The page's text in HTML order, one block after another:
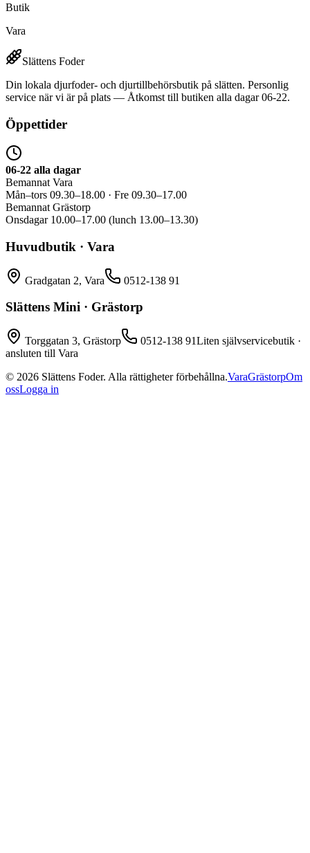
Butik
Vara
Slättens Foder
Din lokala djurfoder- och djurtillbehörsbutik på slätten. Personlig
service när vi är på plats — Åtkomst till butiken alla dagar 06-22.
Öppettider
06-22 alla dagar
Bemannat Vara
Mån–tors 09.30–18.00 · Fre 09.30–17.00
Bemannat Grästorp
Onsdagar 10.00–17.00 (lunch 13.00–13.30)
Huvudbutik · Vara
Gradgatan 2, Vara 0512-138 91
Slättens Mini · Grästorp
Torggatan 3, Grästorp 0512-138 91Liten självservicebutik ·
ansluten till Vara
© 2026 Slättens Foder. Alla rättigheter förbehållna.VaraGrästorpOm
ossLogga in